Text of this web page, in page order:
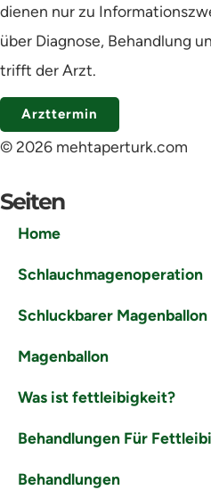
dienen nur zu
über Diagnose, Behandlung
trifft der Arzt.
Arzttermin
© 2026 mehtaperturk.com
Seiten
Home
Schlauchmagenoperation
Schluckbarer Magenballon
Magenballon
Was ist fettleibigkeit?
Behandlungen Für
Behandlungen